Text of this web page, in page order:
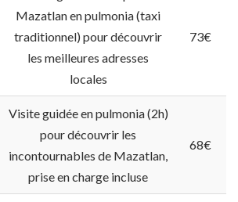
Mazatlan en pulmonia (taxi
traditionnel) pour découvrir
les meilleures adresses
locales
73€
Visite guidée en pulmonia (2h)
pour découvrir les
incontournables de Mazatlan,
prise en charge incluse
68€